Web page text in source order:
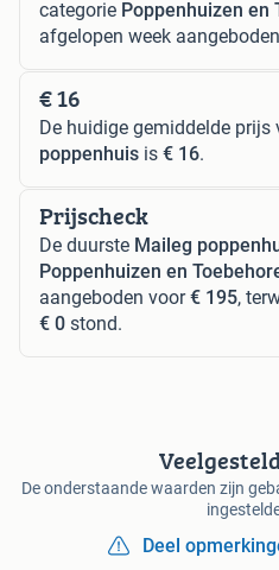
categorie Poppenhuizen en
afgelopen week
€ 16
De huidige gemiddelde prijs
poppenhuis is € 16.
Prijscheck
De duurste Maileg
Poppenhuizen en
aangeboden voor€ 195,
€ 0 stond.
De onderstaande waarden zijn
Deel